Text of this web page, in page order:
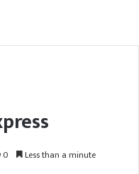
0 Less than a minute